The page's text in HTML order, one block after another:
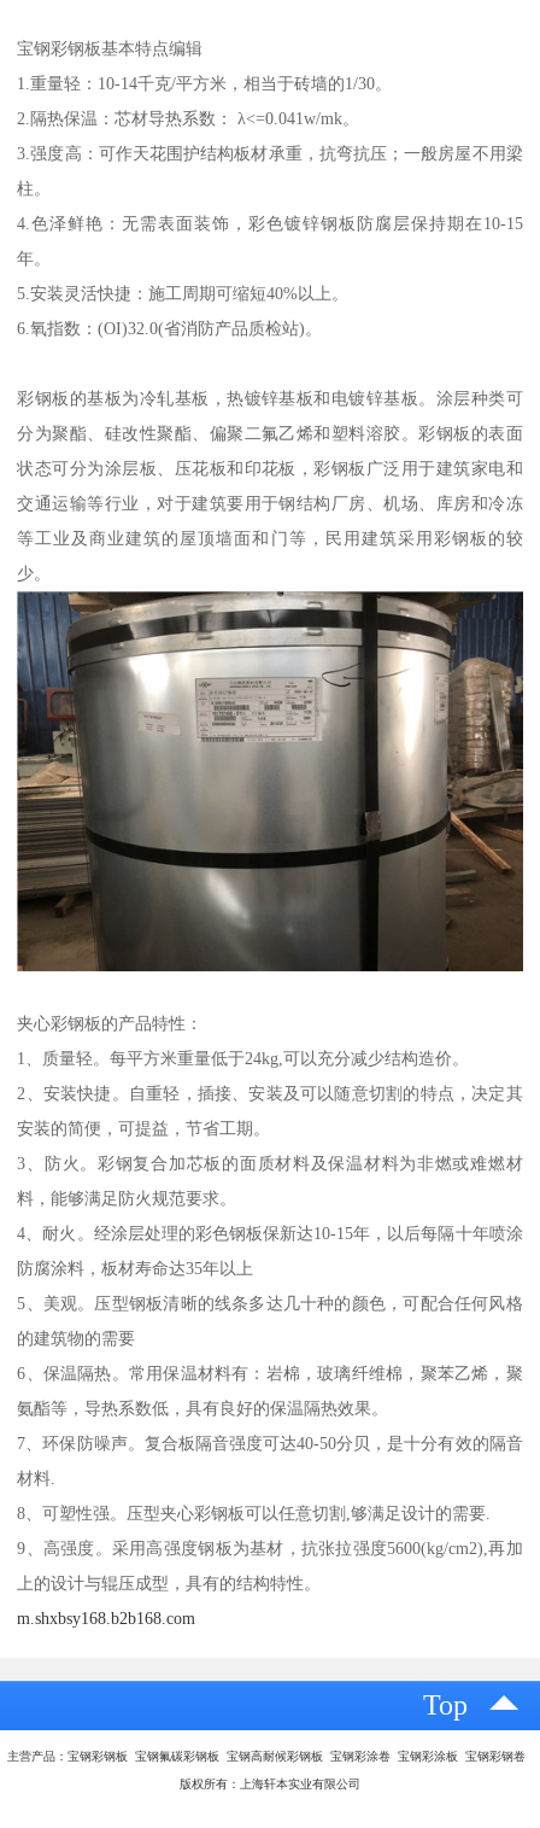
宝钢彩钢板基本特点编辑
1.重量轻：10-14千克/平方米，相当于砖墙的1/30。
2.隔热保温：芯材导热系数： λ<=0.041w/mk。
3.强度高：可作天花围护结构板材承重，抗弯抗压；一般房屋不用梁
柱。
4.色泽鲜艳：无需表面装饰，彩色镀锌钢板防腐层保持期在10-15
年。
5.安装灵活快捷：施工周期可缩短40%以上。
6.氧指数：(OI)32.0(省消防产品质检站)。
彩钢板的基板为冷轧基板，热镀锌基板和电镀锌基板。涂层种类可
分为聚酯、硅改性聚酯、偏聚二氟乙烯和塑料溶胶。彩钢板的表面
状态可分为涂层板、压花板和印花板，彩钢板广泛用于建筑家电和
交通运输等行业，对于建筑要用于钢结构厂房、机场、库房和冷冻
等工业及商业建筑的屋顶墙面和门等，民用建筑采用彩钢板的较
少。
夹心彩钢板的产品特性：
1、质量轻。每平方米重量低于24kg,可以充分减少结构造价。
2、安装快捷。自重轻，插接、安装及可以随意切割的特点，决定其
安装的简便，可提益，节省工期。
3、防火。彩钢复合加芯板的面质材料及保温材料为非燃或难燃材
料，能够满足防火规范要求。
4、耐火。经涂层处理的彩色钢板保新达10-15年，以后每隔十年喷涂
防腐涂料，板材寿命达35年以上
5、美观。压型钢板清晰的线条多达几十种的颜色，可配合任何风格
的建筑物的需要
6、保温隔热。常用保温材料有：岩棉，玻璃纤维棉，聚苯乙烯，聚
氨酯等，导热系数低，具有良好的保温隔热效果。
7、环保防噪声。复合板隔音强度可达40-50分贝，是十分有效的隔音
材料.
8、可塑性强。压型夹心彩钢板可以任意切割,够满足设计的需要.
9、高强度。采用高强度钢板为基材，抗张拉强度5600(kg/cm2),再加
上的设计与辊压成型，具有的结构特性。
m.shxbsy168.b2b168.com
Top
主营产品：宝钢彩钢板 宝钢氟碳彩钢板 宝钢高耐候彩钢板 宝钢彩涂卷 宝钢彩涂板 宝钢彩钢卷
版权所有：上海轩本实业有限公司